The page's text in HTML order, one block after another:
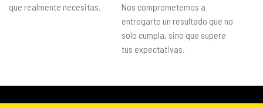
que realmente necesitas.
Nos comprometemos a
entregarte un resultado que no
solo cumpla, sino que supere
tus expectativas.